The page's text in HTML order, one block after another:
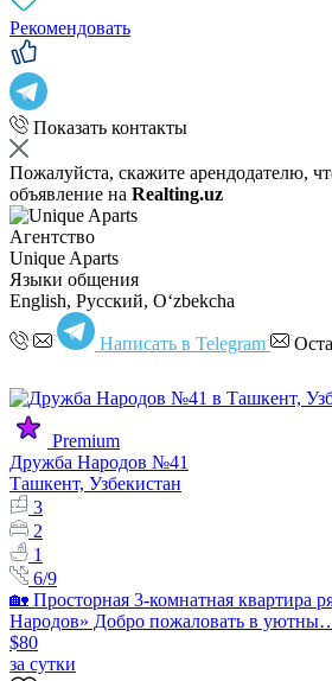
Рекомендовать
Показать контакты
Пожалуйста, скажите арендодателю,
объявление на Realting.uz
Агентство
Unique Aparts
Языки общения
English, Русский, Oʻzbekcha
Написать в Telegram
Premium
Дружба Народов №41
Ташкент, Узбекистан
3
2
1
6/9
🏡 Просторная 3-комнатная квартира
Народов» Добро пожаловать в
$80
за сутки